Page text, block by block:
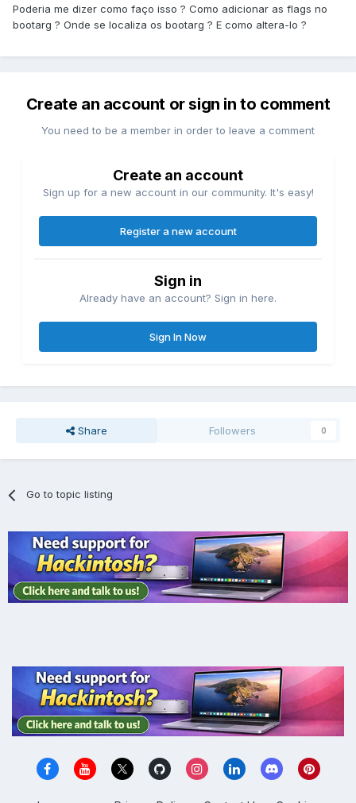
Poderia me dizer como faço isso ? Como adicionar as flags no
bootarg ? Onde se localiza os bootarg ? E como altera-lo ?
Create an account or sign in to comment
You need to be a member in order to leave a comment
Create an account
Sign up for a new account in our community. It's easy!
Register a new account
Sign in
Already have an account? Sign in here.
Sign In Now
Share Followers 0
Go to topic listing